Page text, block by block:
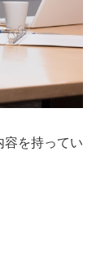
容を持ってい